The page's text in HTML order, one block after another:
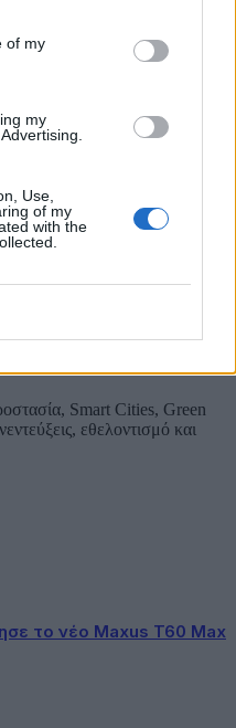
of my
my
Use,
of my
with the
χώρο της Πολιτικής
και των ΟΤΑ
Smart Cities, Green
εθελοντισμό και
το νέο Maxus T60 Max